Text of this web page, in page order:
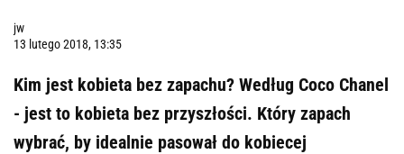
jw
13 lutego 2018, 13:35
Kim jest kobieta bez zapachu? Według Coco Chanel
- jest to kobieta bez przyszłości. Który zapach
wybrać, by idealnie pasował do kobiecej